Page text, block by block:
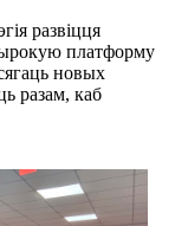
развіцця
платформу
новых
разам, каб